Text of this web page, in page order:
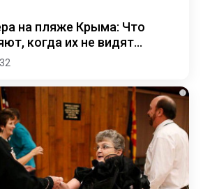
на пляже Крыма: Что
когда их не видят...
32
i